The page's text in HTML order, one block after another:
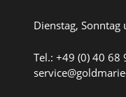
Dienstag, Sonntag
Tel.: +49 (0) 40 68